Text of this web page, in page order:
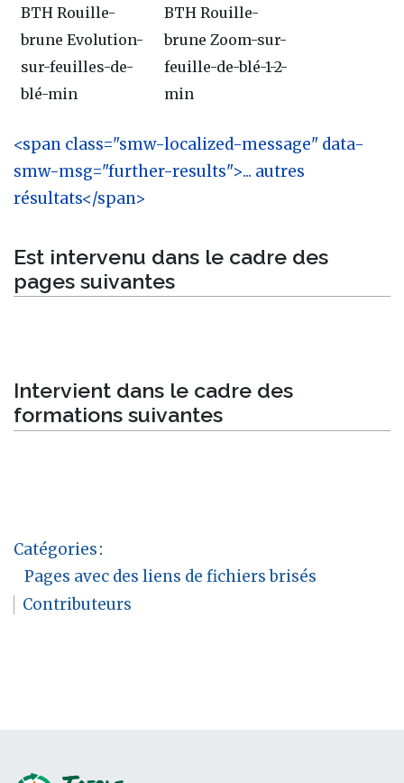
BTH Rouille-
brune Evolution-
sur-feuilles-de-
blé-min
BTH Rouille-
brune Zoom-sur-
feuille-de-blé-1-2-
min
<span class="smw-localized-message" data-
smw-msg="further-results">... autres
résultats</span>
Est intervenu dans le cadre des
pages suivantes
Intervient dans le cadre des
formations suivantes
Catégories:
Pages avec des liens de fichiers brisés
Contributeurs